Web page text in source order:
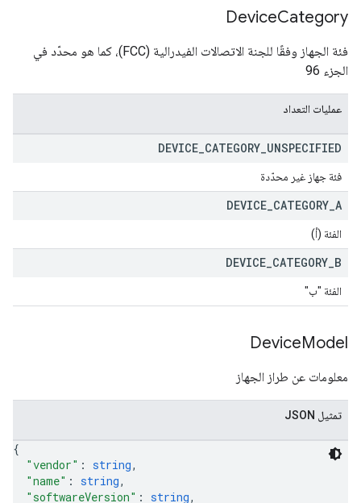
DeviceCategory
فئة الجهاز وفقًا للجنة الاتصالات الفيدرالية (FCC)، كما هو محدّد في
الجزء 96
عمليات التعداد
DEVICE CATEGORY UNSPECIFIED
فئة جهاز غير محدّدة
DEVICE CATEGORY A
الفئة (أ)
DEVICE CATEGORY B
الفئة "ب"
DeviceModel
معلومات عن طراز الجهاز
تمثيل JSON
{
"vendor" : string,
"name" : string,
"softwareVersion" : string,